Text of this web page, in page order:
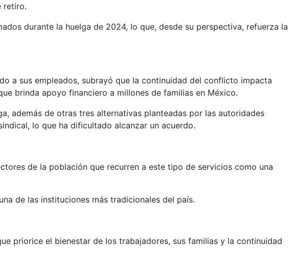
retiro.
durante la huelga de 2024, lo que, desde su perspectiva, refuerza la
a sus empleados, subrayó que la continuidad del conflicto impacta
brinda apoyo financiero a millones de familias en México.
además de otras tres alternativas planteadas por las autoridades
lo que ha dificultado alcanzar un acuerdo.
de la población que recurren a este tipo de servicios como una
de las instituciones más tradicionales del país.
priorice el bienestar de los trabajadores, sus familias y la continuidad